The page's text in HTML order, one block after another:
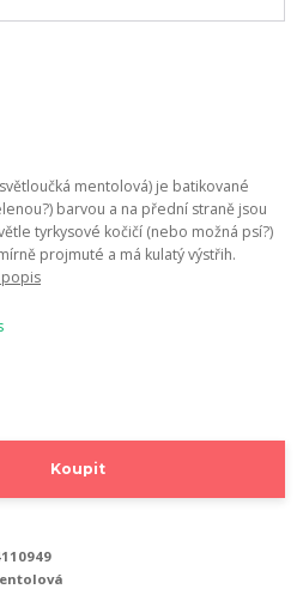
mentolová) je batikované
barvou a na přední straně jsou
tyrkysové kočičí (nebo možná psí?)
projmuté a má kulatý výstřih.
Koupit